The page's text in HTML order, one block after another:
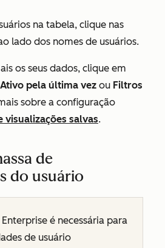
na tabela, clique nas
lado dos nomes de usuários.
os seus dados, clique em
Ativo pela última vez ou Filtros
sobre a configuração
visualizações salvas.
de
do usuário
Enterprise é necessária para
de usuário